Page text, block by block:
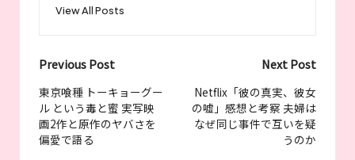
View All Posts
Post
navigation
Previous Post
東京喰種 トーキョーグー
ル という毒と蜜 実写映
画2作と原作のヤバさを
偏愛で語る
Next Post
Netflix「彼の真実、彼女
の嘘」感想と考察 夫婦は
なぜ同じ事件で互いを疑
うのか